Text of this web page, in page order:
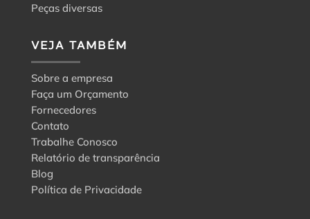
Peças diversas
VEJA TAMBÉM
Sobre a empresa
Faça um Orçamento
Fornecedores
Contato
Trabalhe Conosco
Relatório de transparência
Blog
Política de Privacidade